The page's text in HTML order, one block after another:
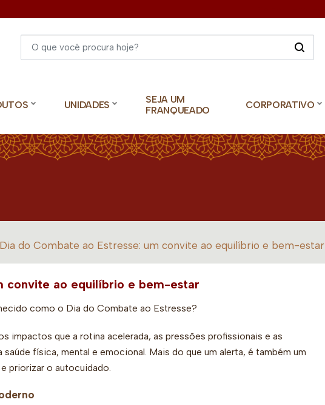
UNIDADES
SEJA UM
FRANQUEADO
CORPORATIVO
Dia do Combate ao Estresse: um convite ao equilíbrio e bem-estar
convite ao equilíbrio e bem-estar
como o Dia do Combate ao Estresse?
impactos que a rotina acelerada, as pressões profissionais e as
física, mental e emocional. Mais do que um alerta, é também um
priorizar o autocuidado.